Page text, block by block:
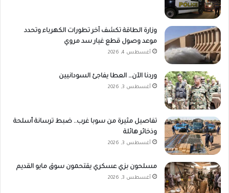
وزارة الطاقة تكشف آخر تطورات الكهرباء وتحدد
موعد وصول قطع غيار سد مروي
أغسطس 4, 2026
وردنا الآن… العطا يفاجئ السودانيين
أغسطس 3, 2026
تفاصيل مثيرة من سوبا غرب.. ضبط ترسانة أسلحة
وذخائر هائلة
أغسطس 3, 2026
مسلحون بزي عسكري يقتحمون سوق مايو القديم
أغسطس 3, 2026